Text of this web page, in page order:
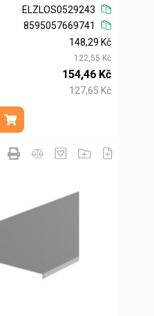
ELZLOS0529243
8595057669741
148,29 Kč
122,55 Kč
154,46 Kč
127,65 Kč
m
Přidat do košíku